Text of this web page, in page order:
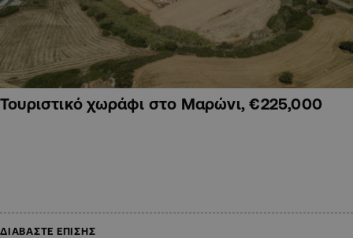
Τουριστικό χωράφι στο Μαρώνι, €225,000
ΔΙΑΒΑΣΤΕ ΕΠΙΣΗΣ